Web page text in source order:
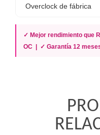
Overclock de fábrica
✓ Mejor rendimiento que
OC | ✓ Garantía 12